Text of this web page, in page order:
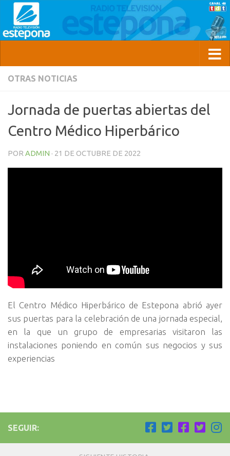
OTRAS NOTICIAS
Jornada de puertas abiertas del
Centro Médico Hiperbárico
POR ADMIN · 21 DE OCTUBRE DE 2022
El Centro Médico Hiperbárico de Estepona abrió ayer
sus puertas para la celebración de una jornada especial,
en la que un grupo de empresarias visitaron las
instalaciones poniendo en común sus negocios y sus
experiencias
SEGUIR: